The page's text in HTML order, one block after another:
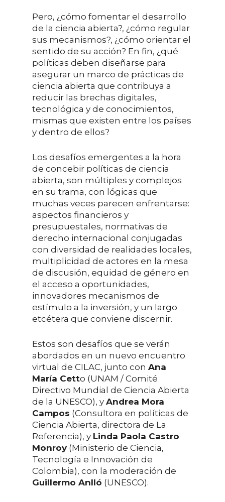
Pero, ¿cómo fomentar el desarrollo
de la ciencia abierta?, ¿cómo regular
sus mecanismos?, ¿cómo orientar el
sentido de su acción? En fin, ¿qué
políticas deben diseñarse para
asegurar un marco de prácticas de
ciencia abierta que contribuya a
reducir las brechas digitales,
tecnológica y de conocimientos,
mismas que existen entre los países
y dentro de ellos?
Los desafíos emergentes a la hora
de concebir políticas de ciencia
abierta, son múltiples y complejos
en su trama, con lógicas que
muchas veces parecen enfrentarse:
aspectos financieros y
presupuestales, normativas de
derecho internacional conjugadas
con diversidad de realidades locales,
multiplicidad de actores en la mesa
de discusión, equidad de género en
el acceso a oportunidades,
innovadores mecanismos de
estímulo a la inversión, y un largo
etcétera que conviene discernir.
Estos son desafíos que se verán
abordados en un nuevo encuentro
virtual de CILAC, junto con Ana
María Cetto (UNAM / Comité
Directivo Mundial de Ciencia Abierta
de la UNESCO), y Andrea Mora
Campos (Consultora en políticas de
Ciencia Abierta, directora de La
Referencia), y Linda Paola Castro
Monroy (Ministerio de Ciencia,
Tecnología e Innovación de
Colombia), con la moderación de
Guillermo Anlló (UNESCO).